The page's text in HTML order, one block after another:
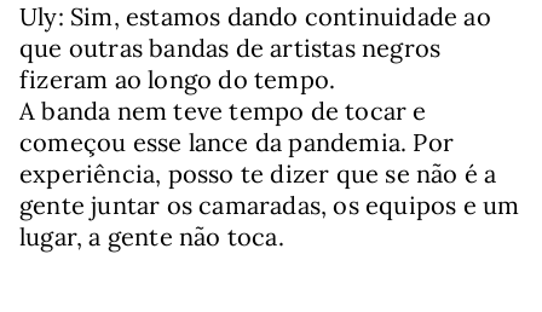
Uly: Sim, estamos dando continuidade ao
que outras bandas de artistas negros
fizeram ao longo do tempo.
A banda nem teve tempo de tocar e
começou esse lance da pandemia. Por
experiência, posso te dizer que se não é a
gente juntar os camaradas, os equipos e um
lugar, a gente não toca.